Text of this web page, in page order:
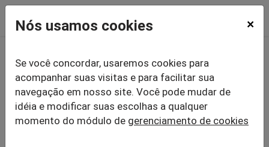
Os riscos do uso de um
softwarede pesquisa
Nós usamos cookies ×
Se você concordar, usaremos cookies para
acompanhar suas visitas e para facilitar sua
navegação em nosso site. Você pode mudar de
idéia e modificar suas escolhas a qualquer
momento do módulo de gerenciamento de cookies